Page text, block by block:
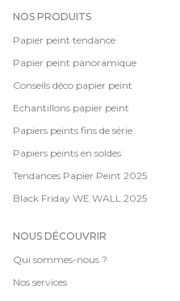
NOS PRODUITS
Papier peint tendance
Papier peint panoramique
Conseils déco papier peint
Echantillons papier peint
Papiers peints fins de série
Papiers peints en soldes
Tendances Papier Peint 2025
Black Friday WE WALL 2025
NOUS DÉCOUVRIR
Qui sommes-nous ?
Nos services